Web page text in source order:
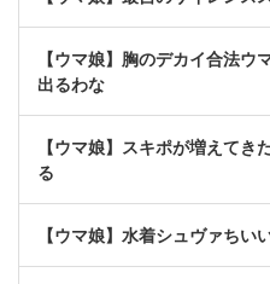
【ウマ娘】胸のデカイ合法
出るわな
【ウマ娘】スキポが増えて
る
【ウマ娘】水着シュヴァちい